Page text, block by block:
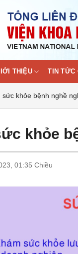
THIỆU TIN TỨC
sức khỏe bệnh nghề
khỏe
01:35 Chiều